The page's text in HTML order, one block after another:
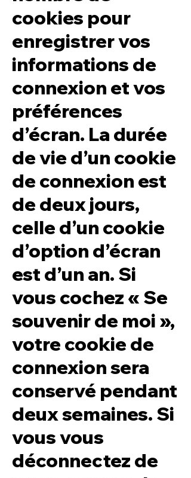
cookies pour
enregistrer vos
informations de
connexion et vos
préférences
d’écran. La durée
de vie d’un cookie
de connexion est
de deux jours,
celle d’un cookie
d’option d’écran
est d’un an. Si
vous cochez « Se
souvenir de moi »,
votre cookie de
connexion sera
conservé pendant
deux semaines. Si
vous vous
déconnectez de